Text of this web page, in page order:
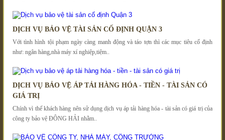
DỊCH VỤ BẢO VỆ TÀI SẢN CỐ ĐỊNH QUẬN 3
Với tình hình tội phạm ngày càng manh động và táo tợn thì các mục tiêu cố định
như: ngân hàng,nhà máy xí nghiệp,tiệm..
DỊCH VỤ BẢO VỆ ÁP TẢI HÀNG HÓA - TIỀN - TÀI SẢN CÓ
GIÁ TRỊ
Chính vì thế khách hàng nên sử dụng dịch vụ áp tải hàng hóa - tài sản có giá trị của
công ty bảo vệ ĐÔNG HẢI nhằm..